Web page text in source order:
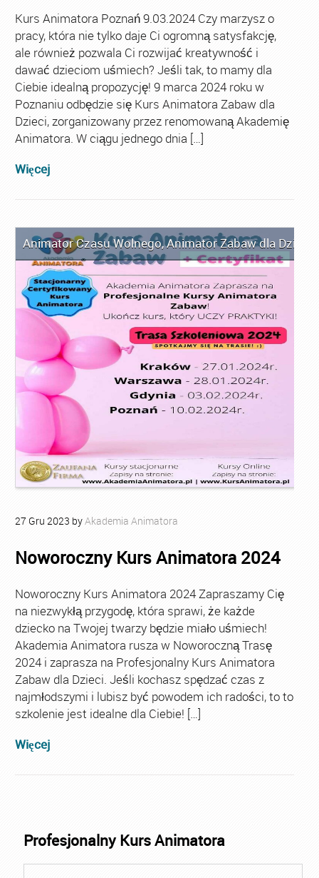
Kurs Animatora Poznań 9.03.2024 Czy marzysz o
pracy, która nie tylko daje Ci ogromną satysfakcję,
ale również pozwala Ci rozwijać kreatywność i
dawać dzieciom uśmiech? Jeśli tak, to mamy dla
Ciebie idealną propozycję! 9 marca 2024 roku w
Poznaniu odbędzie się Kurs Animatora Zabaw dla
Dzieci, zorganizowany przez renomowaną Akademię
Animatora. W ciągu jednego dnia […]
Więcej
Animator Czasu Wolnego,Animator Zabaw dla Dzieci
27 Gru 2023 byAkademia Animatora
Noworoczny Kurs Animatora 2024
Noworoczny Kurs Animatora 2024 Zapraszamy Cię
na niezwykłą przygodę, która sprawi, że każde
dziecko na Twojej twarzy będzie miało uśmiech!
Akademia Animatora rusza w Noworoczną Trasę
2024 i zaprasza na Profesjonalny Kurs Animatora
Zabaw dla Dzieci. Jeśli kochasz spędzać czas z
najmłodszymi i lubisz być powodem ich radości, to to
szkolenie jest idealne dla Ciebie! […]
Więcej
Profesjonalny Kurs Animatora